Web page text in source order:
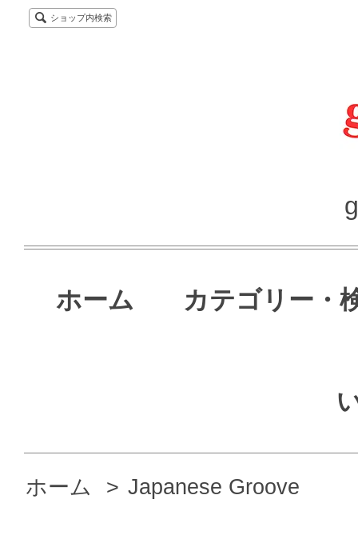
ショップ内検索
ホーム カテゴリー・
ホーム > Japanese Groove